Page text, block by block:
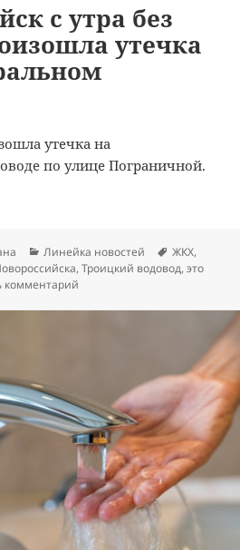
с утра без
утечка
утечка на
по улице Пограничной.
с утра без воды —
Рубрики
Линейка новостей Метки
ЖКХ,
,Троицкий водовод,это
комментарий